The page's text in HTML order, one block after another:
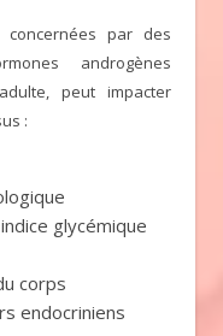
par des
androgènes
peut impacter
:
glycémique
corps
endocriniens